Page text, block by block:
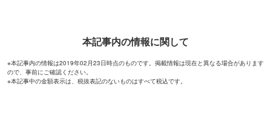
本記事内の情報に関して
※本記事内の情報は2019年02月23日時点のものです。掲載情報は現在と異なる場合があります
ので、事前にご確認ください。
※本記事中の金額表示は、税抜表記のないものはすべて税込です。